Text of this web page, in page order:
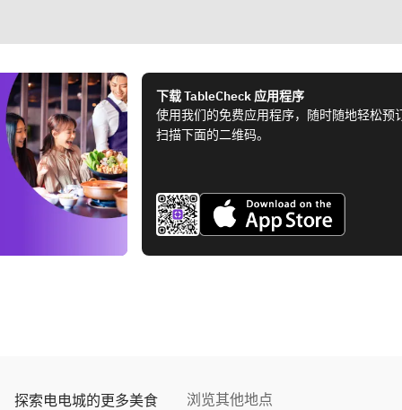
下载 TableCheck 应用程序
使用我们的免费应用程序，随时随地轻松预
扫描下面的二维码。
探索电电城的更多美食 浏览其他地点